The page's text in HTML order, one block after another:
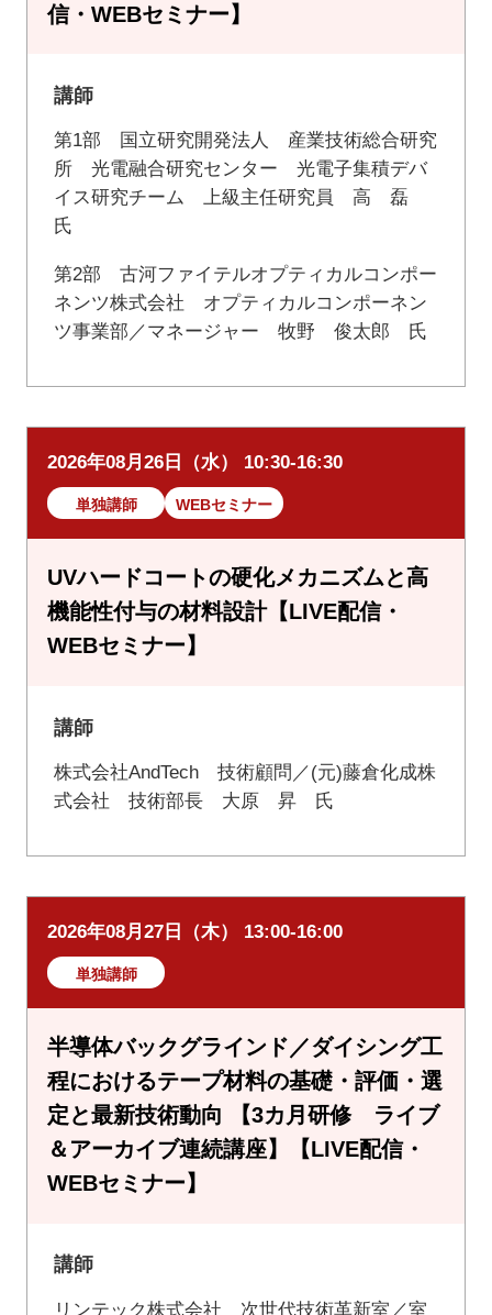
信・WEBセミナー】
講師
第1部 国立研究開発法人 産業技術総合研究
所 光電融合研究センター 光電子集積デバ
イス研究チーム 上級主任研究員 高 磊
氏
第2部 古河ファイテルオプティカルコンポー
ネンツ株式会社 オプティカルコンポーネン
ツ事業部／マネージャー 牧野 俊太郎 氏
2026年08月26日（水） 10:30-16:30
単独講師 WEBセミナー
UVハードコートの硬化メカニズムと高
機能性付与の材料設計【LIVE配信・
WEBセミナー】
講師
株式会社AndTech 技術顧問／(元)藤倉化成株
式会社 技術部長 大原 昇 氏
2026年08月27日（木） 13:00-16:00
単独講師
半導体バックグラインド／ダイシング工
程におけるテープ材料の基礎・評価・選
定と最新技術動向 【3カ月研修 ライブ
＆アーカイブ連続講座】【LIVE配信・
WEBセミナー】
講師
リンテック株式会社 次世代技術革新室／室